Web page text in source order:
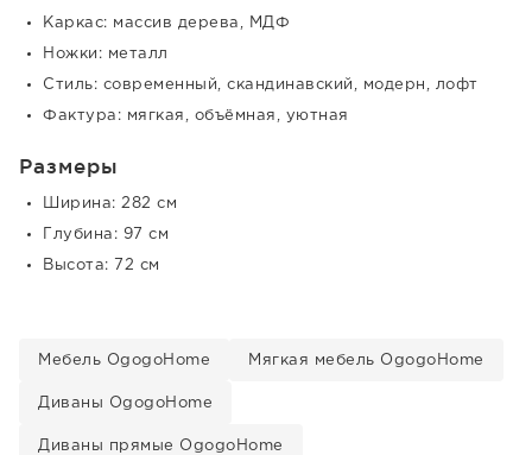
Каркас: массив дерева, МДФ
Ножки: металл
Стиль: современный, скандинавский, модерн, лофт
Фактура: мягкая, объёмная, уютная
Размеры
Ширина: 282 см
Глубина: 97 см
Высота: 72 см
Мебель OgogoHome Мягкая мебель OgogoHome
Диваны OgogoHome
Диваны прямые OgogoHome